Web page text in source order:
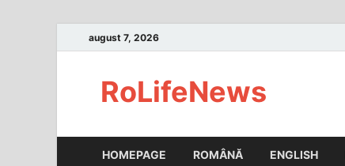
august 7, 2026
RoLifeNews
HOMEPAGE ROMÂNĂ ENGLISH